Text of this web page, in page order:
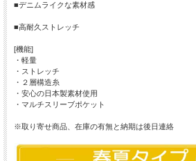
■デニムライクな素材感
■高耐久ストレッチ
[機能]
・軽量
・ストレッチ
・２層構造糸
・安心の日本製素材使用
・マルチスリーブポケット
※取り寄せ商品、在庫の有無と納期は後日連絡